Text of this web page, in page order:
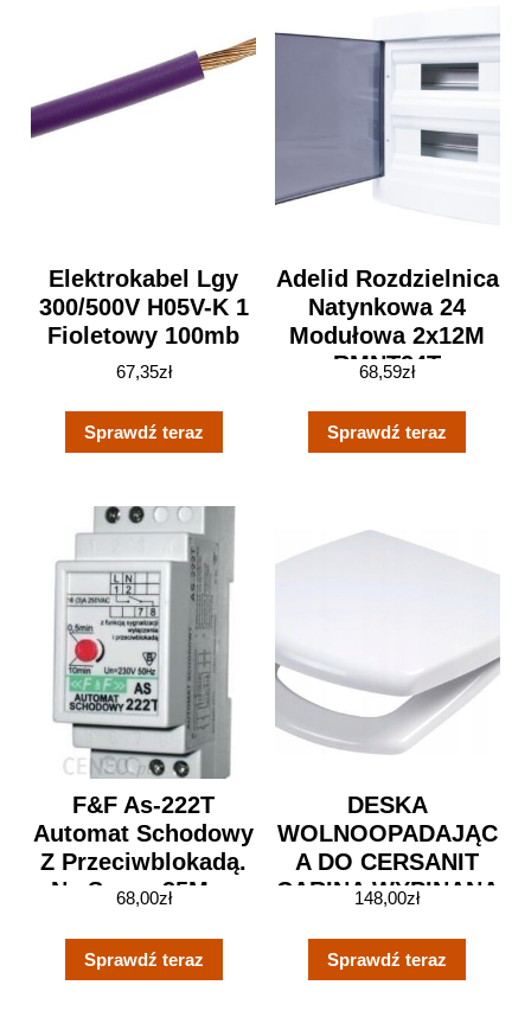
Elektrokabel Lgy
300/500V H05V-K 1
Fioletowy 100mb
67,35zł
Sprawdź teraz
Adelid Rozdzielnica
Natynkowa 24
Modułowa 2x12M
RMNT24T
68,59zł
Sprawdź teraz
F&F As-222T
Automat Schodowy
Z Przeciwblokadą.
Na Szynę 35Mm.
As222T
68,00zł
Sprawdź teraz
DESKA
WOLNOOPADAJĄC
A DO CERSANIT
CARINA WYPINANA
148,00zł
Sprawdź teraz